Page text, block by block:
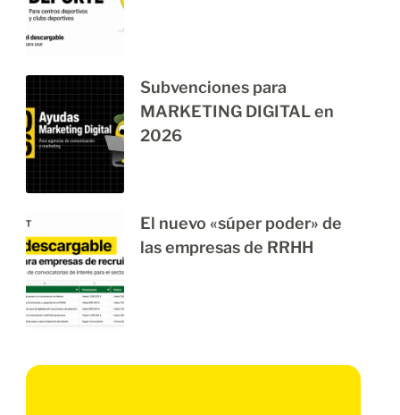
Subvenciones para
MARKETING DIGITAL en
2026
El nuevo «súper poder» de
las empresas de RRHH